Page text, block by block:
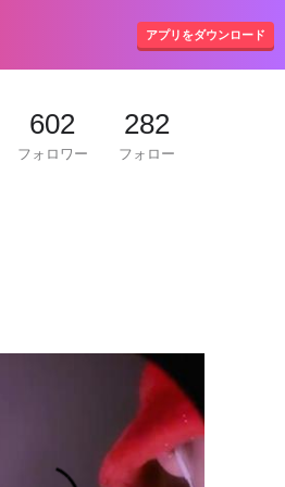
アプリをダウンロード
602
フォロワー
282
フォロー